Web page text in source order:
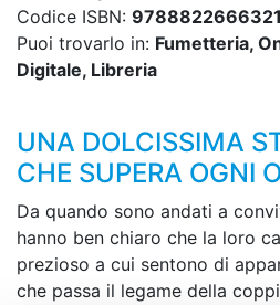
Codice ISBN: 9788822666321
Puoi trovarlo in: Fumetteria,
Digitale, Libreria
UNA DOLCISSIMA
CHE SUPERA OGNI
Da quando sono andati a
hanno ben chiaro che la loro
prezioso a cui sentono di
che passa il legame della